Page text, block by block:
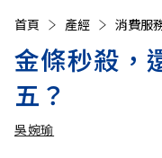
首頁 產經 消費服
金條秒殺，
五？
吳婉瑜